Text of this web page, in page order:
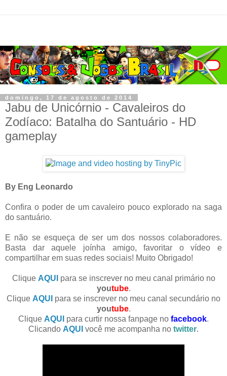
domingo, 17 de agosto de 2014
Jabu de Unicórnio - Cavaleiros do
Zodíaco: Batalha do Santuário - HD
gameplay
By Eng Leonardo
Confira o poder de um cavaleiro pouco explorado na saga
do santuário.
E não se esqueça de ser um dos nossos colaboradores.
Basta dar aquele joínha amigo, favoritar o vídeo e
compartilhar em suas redes sociais! Muito Obrigado!
Clique AQUI para se inscrever no meu canal primário no
youtube.
Clique AQUI para se inscrever no meu canal secundário no
youtube.
Clique AQUI para curtir nossa fanpage no facebook.
Clicando AQUI você me acompanha no twitter.